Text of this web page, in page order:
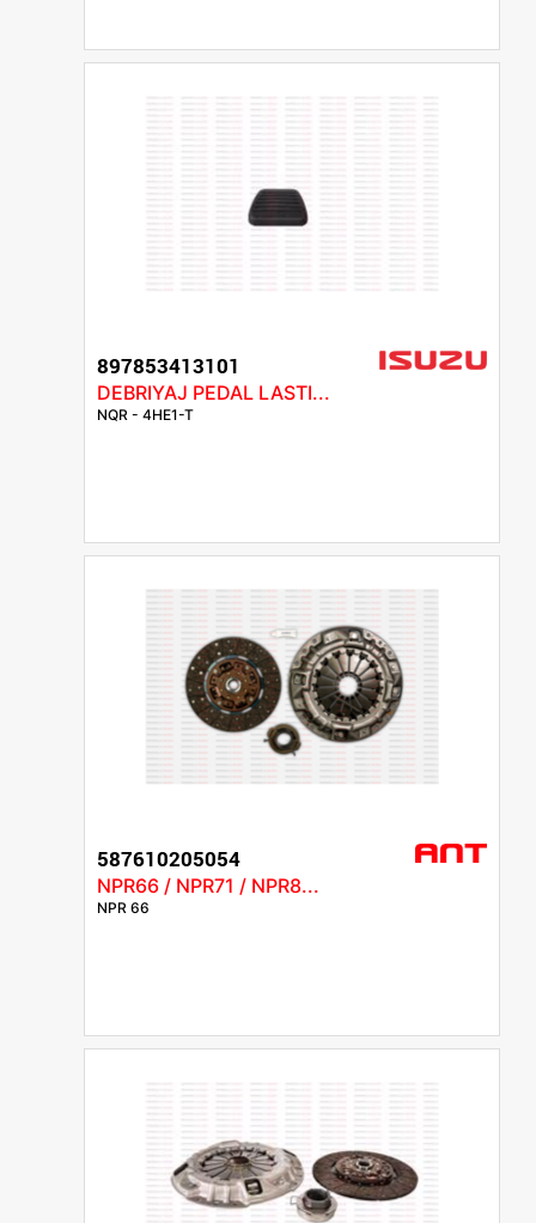
897853413101
DEBRIYAJ PEDAL LASTI...
NQR - 4HE1-T
587610205054
NPR66 / NPR71 / NPR8...
NPR 66